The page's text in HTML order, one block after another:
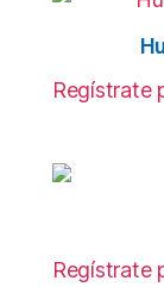
Regístrate
Regístrate